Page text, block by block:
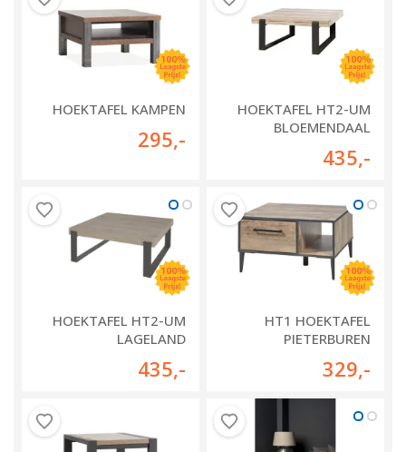
HOEKTAFEL KAMPEN
295,-
HOEKTAFEL HT2-UM
BLOEMENDAAL
435,-
HOEKTAFEL HT2-UM
LAGELAND
435,-
HT1 HOEKTAFEL
PIETERBUREN
329,-